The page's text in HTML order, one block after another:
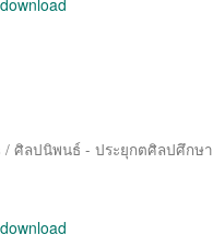
download
/ ศิลปนิพนธ์ - ประยุกตศิลปศึกษา
download